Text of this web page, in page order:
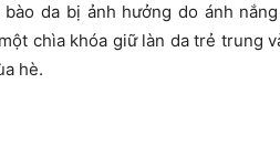
da bị ảnh hưởng do ánh
chìa khóa giữ làn da trẻ trung
hè.